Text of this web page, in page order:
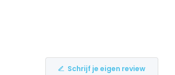
Schrijf je eigen review